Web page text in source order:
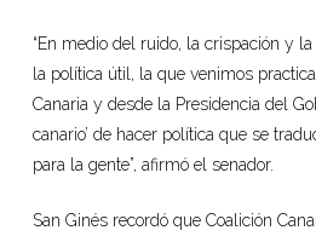
“En medio del ruido, la crispación y
la política útil, la que venimos
Canaria y desde la Presidencia del
canario’ de hacer política que se
para la gente”, afirmó el senador.
San Ginés recordó que Coalición